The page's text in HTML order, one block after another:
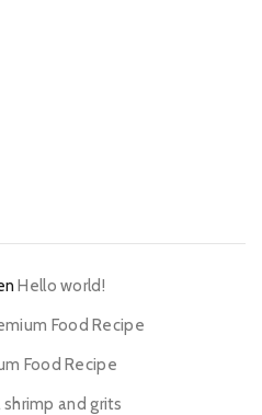
Hello world!
Food Recipe
Food Recipe
shrimp and grits